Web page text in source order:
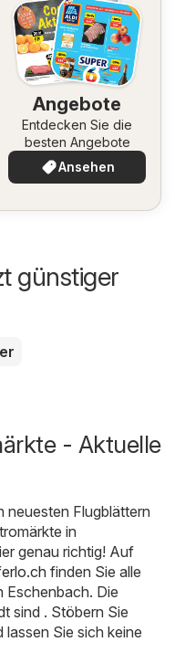
Angebote
Entdecken Sie die
besten Angebote
Ansehen
günstiger
- Aktuelle
neuesten Flugblättern
in
genau richtig! Auf
finden Sie alle
Eschenbach. Die
sind . Stöbern Sie
Sie sich keine